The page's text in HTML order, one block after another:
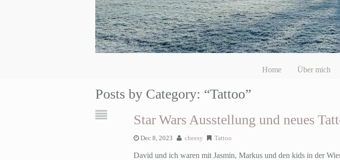
Home Über mich
Posts by Category: “Tattoo”
Star Wars Ausstellung und neues
Dec 8, 2023 cheesy Tattoo
David und ich waren mit Jasmin, Markus und den kids in der